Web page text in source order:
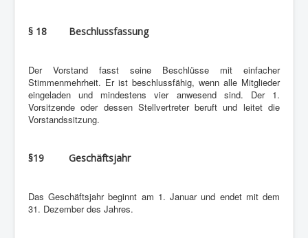
§ 18 Beschlussfassung
Der Vorstand fasst seine Beschlüsse mit einfacher
Stimmenmehrheit. Er ist beschlussfähig, wenn alle Mitglieder
eingeladen und mindestens vier anwesend sind. Der 1.
Vorsitzende oder dessen Stellvertreter beruft und leitet die
Vorstandssitzung.
§19 Geschäftsjahr
Das Geschäftsjahr beginnt am 1. Januar und endet mit dem
31. Dezember des Jahres.